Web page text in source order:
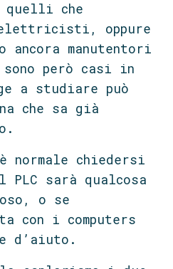
quelli che
elettricisti, oppure
manutentori
però casi in
a studiare può
che sa già
normale chiedersi
PLC sarà qualcosa
o se
con i computers
d’aiuto.